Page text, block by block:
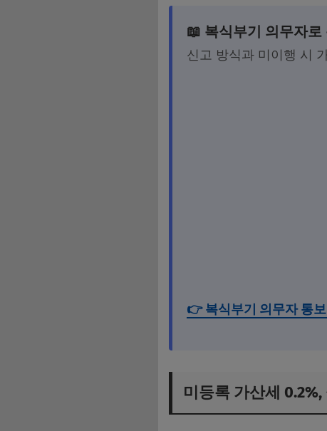
📖 복식부기 의무자
신고 방식과 미이행 시
👉 복식부기 의무자 통
미등록 가산세